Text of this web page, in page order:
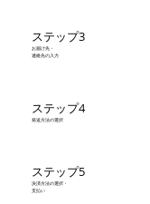
ステップ3
お届け先・
連絡先の入力
ステップ4
発送方法の選択
ステップ5
決済方法の選択・
支払い